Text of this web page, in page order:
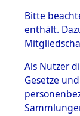
1.
mente
5.
5.3
Bitte
enthält.
Als Nutzer
Gesetze